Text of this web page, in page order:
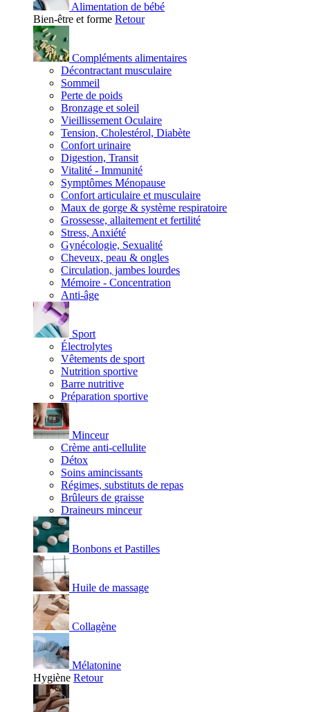
Alimentation de bébé
Bien-être et forme Retour
Compléments alimentaires
Décontractant musculaire
Sommeil
Perte de poids
Bronzage et soleil
Vieillissement Oculaire
Tension, Cholestérol, Diabète
Confort urinaire
Digestion, Transit
Vitalité - Immunité
Symptômes Ménopause
Confort articulaire et musculaire
Maux de gorge & système respiratoire
Grossesse, allaitement et fertilité
Stress, Anxiété
Gynécologie, Sexualité
Cheveux, peau & ongles
Circulation, jambes lourdes
Mémoire - Concentration
Anti-âge
Sport
Électrolytes
Vêtements de sport
Nutrition sportive
Barre nutritive
Préparation sportive
Minceur
Crème anti-cellulite
Détox
Soins amincissants
Régimes, substituts de repas
Brûleurs de graisse
Draineurs minceur
Bonbons et Pastilles
Huile de massage
Collagène
Mélatonine
Hygiène Retour